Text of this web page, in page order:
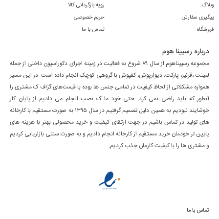
4. دوام و عملکرد در محیط‌های مختلف
لمینت لورنزو برای فضاهای متنوعی مناسب است، از جمله:
سالن پذیرایی
محیط‌های اداری و تجاری با تردد متوسط
اتاق کودک و فضاهای نوسازی
کیفیت لایه‌های محافظ، مقاومت خوبی در برابر رطوبت روزمره ایجاد می‌کند و
نگهداری را آسان‌تر می‌سازد.
5. مزایای اقتصادی لمینت لورنزو
این برند با وجود کیفیت بالا، قیمت مناسبی ارائه می‌دهد. این نسبت قیمت به
کارایی، لورنزو را برای پروژه‌های کوچک و بزرگ به گزینه‌ای مقرون‌به‌صرفه تبدیل
رسپیناهوم مجموعه‌ای کامل از مدل‌های لمینت Lorenzo را با
انتخاب طرح هماهنگ با دکوراسیون، روند خرید را ساده و دقیق می‌کند.
وبلاگ
پیگیری سفارش
فروشگاه
رویه بازگردانی کالا
حریم خصوصی
تماس با ما
درباره رسپینا هوم
مجموعه رسپیناهوم از سال ۸۹ شروع به فعالیت در زمینه اجرای دکوراسیون داخلی از جمله
لمینت ،قرنیز، پارکت، دیوارپوش، کفپوش با گروهی کوچک انجام داده است. در این مسیر
همواره مشکلاتی از لحاظ کیفیت در تمامی جنس ها بوده با قیمت‌های گزاف ک مشتری را
آنطور که باید راضی نمی کرد. حتی خود ما ک نصب انجام می دادیم از پایان کار
خوشایند نبودیم به همین دلیل تصمیم گرفتیم در سال ۱۳۹۵ به صورت مستقیم با کارخانه
های تولید در تماس باشیم در جهت ارتقای کیفیت و خرید محصولی بهتر با هزینه های
پایین تر خودمان خرید مستقیم از کارخانه انجام دادیم و به صورت سنتی بازاریابی کردیم
و مشتری ها را با کیفیت کارمان جذب کردیم.
تماس با ما